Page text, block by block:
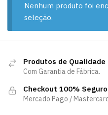
Nenhum produto foi
seleção.
Produtos de Qualidade
Com Garantia de Fábrica.
Checkout 100% Seguro
Mercado Pago /